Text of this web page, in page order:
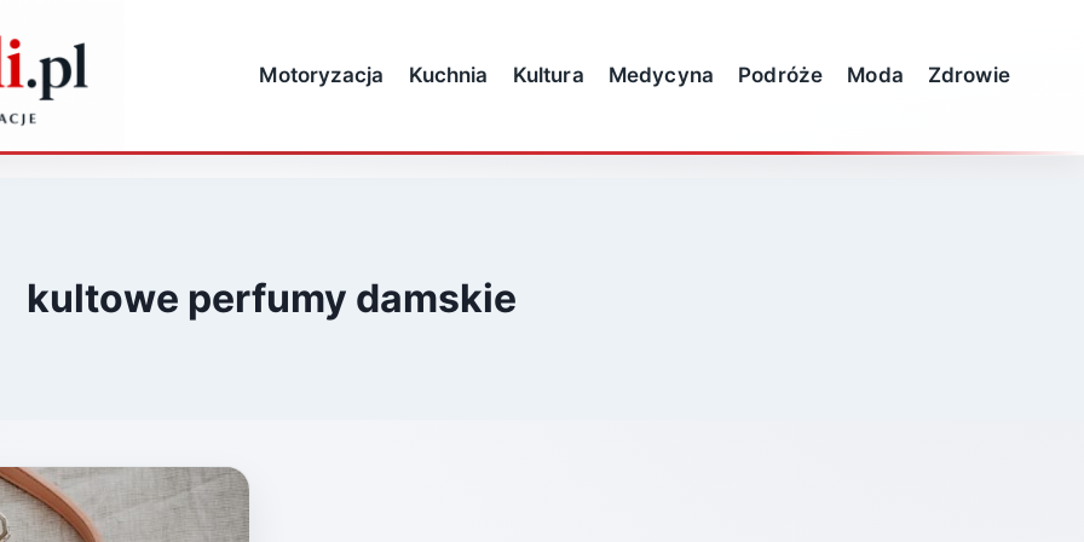
Motoryzacja Kuchnia Kultura Medycyna Podróże Moda Zdrowie
kultowe perfumy damskie